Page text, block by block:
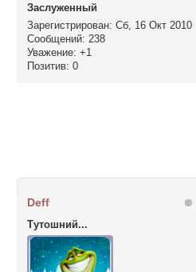
Заслуженный
Зарегистрирован: Сб, 16 Окт 2010
Сообщений: 238
Уважение: +1
Позитив: 0
Deff
Тутошний...